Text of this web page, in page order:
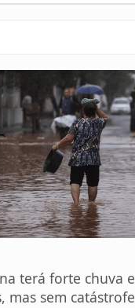
terá forte chuva e
mas sem catástrofe